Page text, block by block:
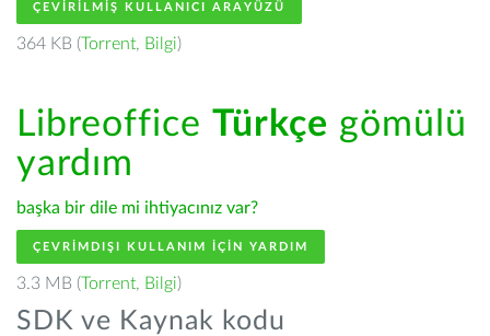
ÇEVIRILMIŞ KULLANICI ARAYÜZÜ
364 KB (Torrent, Bilgi)
Libreoffice Türkçe gömülü
yardım
başka bir dile mi ihtiyacınız var?
ÇEVRIMDIŞI KULLANIM IÇIN YARDIM
3.3 MB (Torrent, Bilgi)
SDK ve Kaynak kodu